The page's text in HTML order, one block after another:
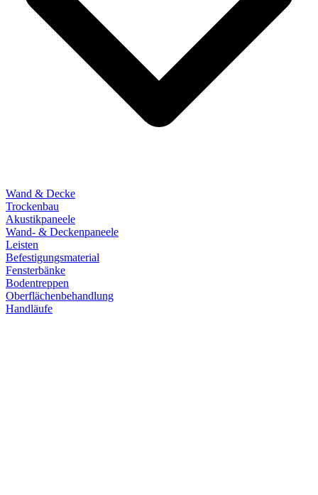
Wand & Decke
Trockenbau
Akustikpaneele
Wand- & Deckenpaneele
Leisten
Befestigungsmaterial
Fensterbänke
Bodentreppen
Oberflächenbehandlung
Handläufe